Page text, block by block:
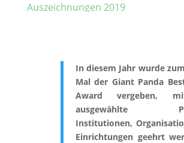
Auszeichnungen 2019
In diesem Jahr wurde
Mal der Giant Panda
Award vergeben,
ausgewählte
Institutionen,
Einrichtungen geehrt